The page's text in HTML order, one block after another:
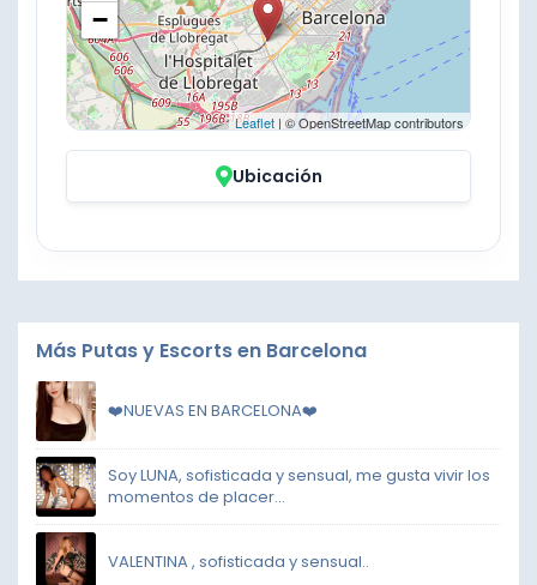
−
Leaflet | © OpenStreetMap contributors
Ubicación
Más Putas y Escorts en Barcelona
❤️NUEVAS EN BARCELONA❤️
Soy LUNA, sofisticada y sensual, me gusta vivir los
momentos de placer...
VALENTINA , sofisticada y sensual..